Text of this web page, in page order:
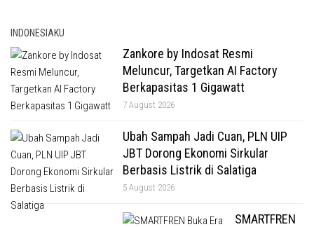
INDONESIAKU
Zankore by Indosat Resmi
Meluncur, Targetkan AI Factory
Berkapasitas 1 Gigawatt
7 August 2026
Ubah Sampah Jadi Cuan, PLN UIP
JBT Dorong Ekonomi Sirkular
Berbasis Listrik di Salatiga
5 August 2026
SMARTFREN